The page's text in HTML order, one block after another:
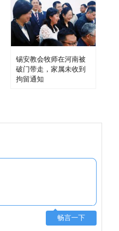
锡安教会牧师在河南被
破门带走，家属未收到
拘留通知
畅言一下